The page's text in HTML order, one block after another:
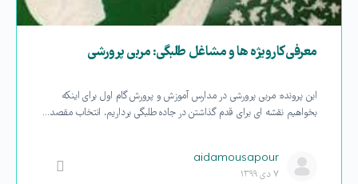
معرفی کارویژه ها و مشاغل طلبگی: مربی پرورشی
این پرونده: مربی پرورشی در مدارس آموزش و پرورش گام اول برای اینکه
بخواهیم نقشه ای برای قدم گذاشتن در جاده طلبگی برداریم، انتخاب مقصد…
aidamousapour
۷ دی ۱۳۹۹